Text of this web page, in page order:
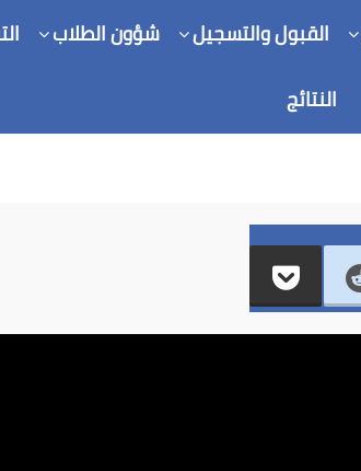
القبول والتسجيل شؤون الطلاب
النتائج